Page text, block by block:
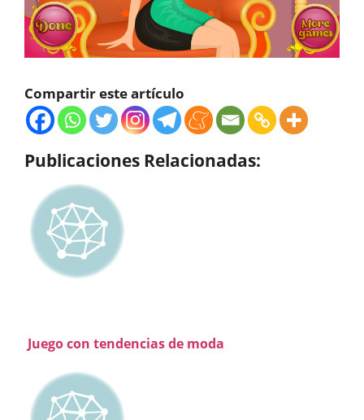
Compartir este artículo
Publicaciones Relacionadas:
Juego con tendencias de moda